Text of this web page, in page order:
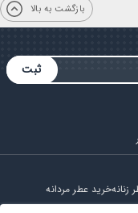
بازگشت به بالا
ثبت
زنانهخرید عطر مردانه